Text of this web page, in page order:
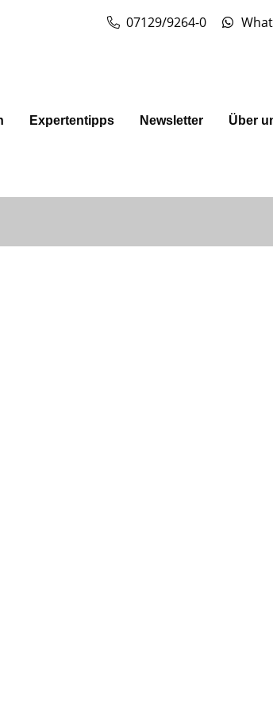
07129/9264-0
Expertentipps Newsletter Über